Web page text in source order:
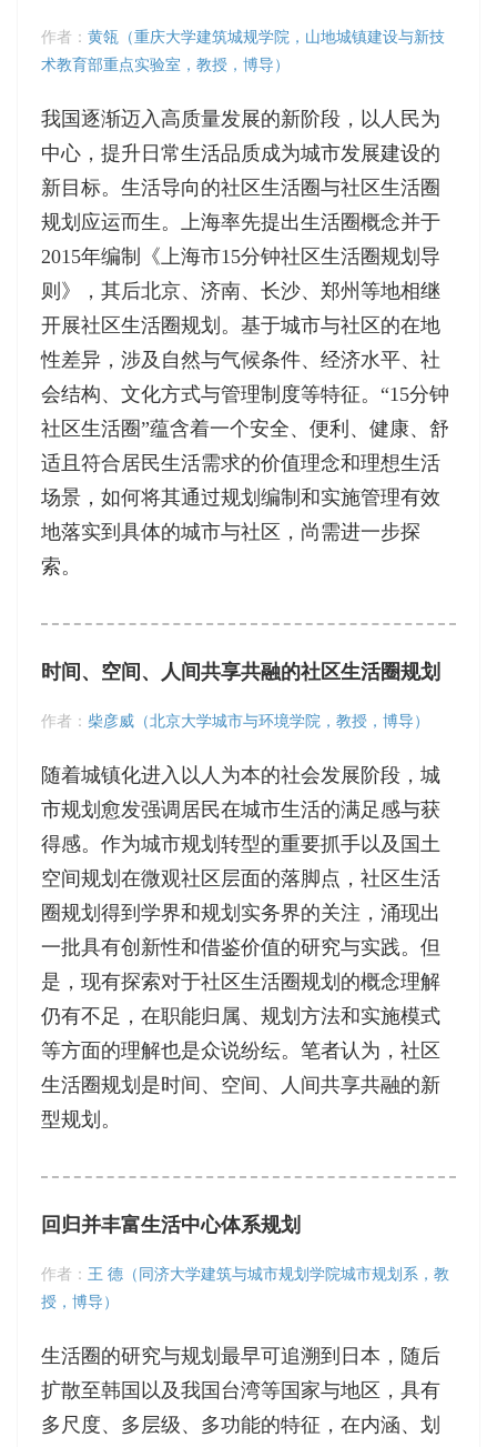
作者： 黄瓴（重庆大学建筑城规学院，山地城镇建设与新技
术教育部重点实验室，教授，博导）
我国逐渐迈入高质量发展的新阶段，以人民为
中心，提升日常生活品质成为城市发展建设的
新目标。生活导向的社区生活圈与社区生活圈
规划应运而生。上海率先提出生活圈概念并于
2015年编制《上海市15分钟社区生活圈规划导
则》，其后北京、济南、长沙、郑州等地相继
开展社区生活圈规划。基于城市与社区的在地
性差异，涉及自然与气候条件、经济水平、社
会结构、文化方式与管理制度等特征。“15分钟
社区生活圈”蕴含着一个安全、便利、健康、舒
适且符合居民生活需求的价值理念和理想生活
场景，如何将其通过规划编制和实施管理有效
地落实到具体的城市与社区，尚需进一步探
索。
时间、空间、人间共享共融的社区生活圈规划
作者： 柴彦威（北京大学城市与环境学院，教授，博导）
随着城镇化进入以人为本的社会发展阶段，城
市规划愈发强调居民在城市生活的满足感与获
得感。作为城市规划转型的重要抓手以及国土
空间规划在微观社区层面的落脚点，社区生活
圈规划得到学界和规划实务界的关注，涌现出
一批具有创新性和借鉴价值的研究与实践。但
是，现有探索对于社区生活圈规划的概念理解
仍有不足，在职能归属、规划方法和实施模式
等方面的理解也是众说纷纭。笔者认为，社区
生活圈规划是时间、空间、人间共享共融的新
型规划。
回归并丰富生活中心体系规划
作者： 王 德（同济大学建筑与城市规划学院城市规划系，教
授，博导）
生活圈的研究与规划最早可追溯到日本，随后
扩散至韩国以及我国台湾等国家与地区，具有
多尺度、多层级、多功能的特征，在内涵、划